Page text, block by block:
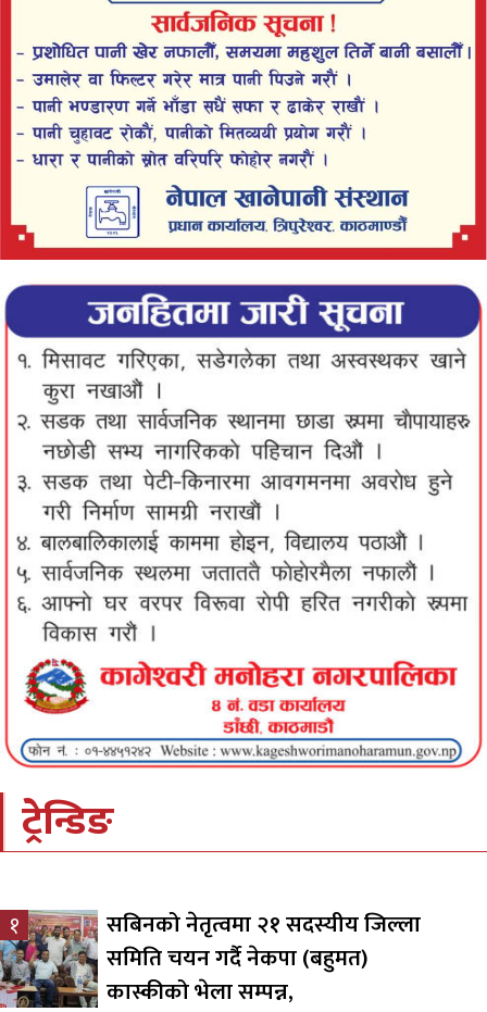
ट्रेन्डिङ
१
सबिनको नेतृत्वमा २१ सदस्यीय जिल्ला
समिति चयन गर्दै नेकपा (बहुमत)
कास्कीको भेला सम्पन्न,